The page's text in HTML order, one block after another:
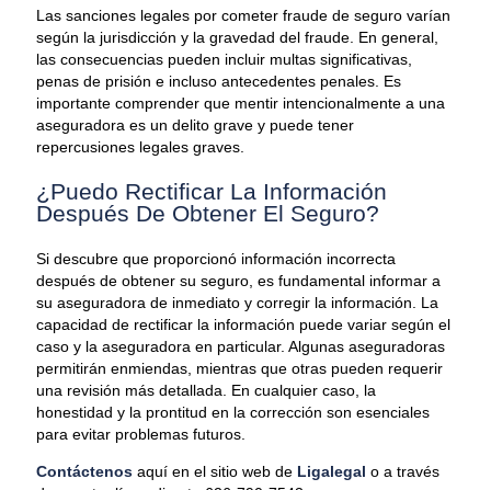
Las sanciones legales por cometer fraude de seguro varían
según la jurisdicción y la gravedad del fraude. En general,
las consecuencias pueden incluir multas significativas,
penas de prisión e incluso antecedentes penales. Es
importante comprender que mentir intencionalmente a una
aseguradora es un delito grave y puede tener
repercusiones legales graves.
¿Puedo Rectificar La Información
Después De Obtener El Seguro?
Si descubre que proporcionó información incorrecta
después de obtener su seguro, es fundamental informar a
su aseguradora de inmediato y corregir la información. La
capacidad de rectificar la información puede variar según el
caso y la aseguradora en particular. Algunas aseguradoras
permitirán enmiendas, mientras que otras pueden requerir
una revisión más detallada. En cualquier caso, la
honestidad y la prontitud en la corrección son esenciales
para evitar problemas futuros.
Contáctenos aquí en el sitio web de Ligalegal o a través